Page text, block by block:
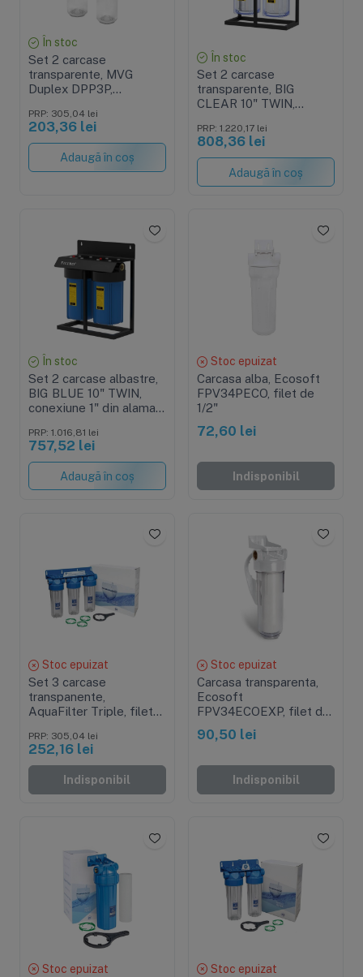
În stoc
Set 2 carcase
transparente, MVG
Duplex DPP3P,
3/4", rezistenta 8 bar
PRP: 305,04 lei
203,36 lei
Adaugă în coș
În stoc
Set 2 carcase
transparente, BIG
CLEAR 10" TWIN,
cheie, supapa presiune
si cadru metalic
PRP: 1.220,17 lei
808,36 lei
Adaugă în coș
În stoc
Set 2 carcase albastre,
BIG BLUE 10" TWIN,
conexiune 1" din alama,
si cadru metalic
PRP: 1.016,81 lei
757,52 lei
Adaugă în coș
Stoc epuizat
Carcasa alba, Ecosoft
FPV34PECO, filet de
1/2"
72,60 lei
Indisponibil
Stoc epuizat
Set 3 carcase
transpanente,
AquaFilter Triple, filet
PRP: 305,04 lei
252,16 lei
Indisponibil
Stoc epuizat
Carcasa transparenta,
Ecosoft
FPV34ECOEXP, filet de
90,50 lei
Indisponibil
Stoc epuizat Stoc epuizat